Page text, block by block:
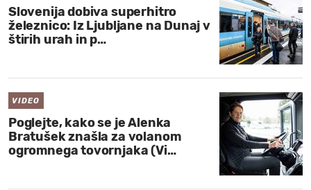
Slovenija dobiva superhitro
železnico: Iz Ljubljane na Dunaj v
štirih urah in p…
VIDEO
Poglejte, kako se je Alenka
Bratušek znašla za volanom
ogromnega tovornjaka (Vi…